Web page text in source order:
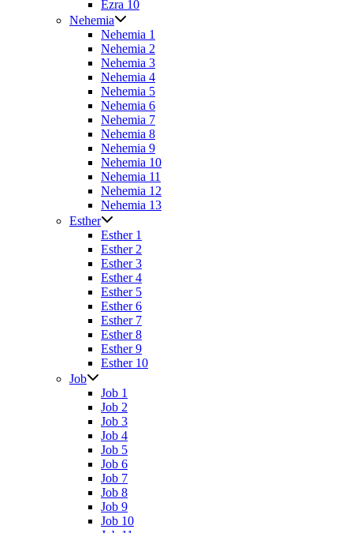
Ezra 10
Nehemia
Nehemia 1
Nehemia 2
Nehemia 3
Nehemia 4
Nehemia 5
Nehemia 6
Nehemia 7
Nehemia 8
Nehemia 9
Nehemia 10
Nehemia 11
Nehemia 12
Nehemia 13
Esther
Esther 1
Esther 2
Esther 3
Esther 4
Esther 5
Esther 6
Esther 7
Esther 8
Esther 9
Esther 10
Job
Job 1
Job 2
Job 3
Job 4
Job 5
Job 6
Job 7
Job 8
Job 9
Job 10